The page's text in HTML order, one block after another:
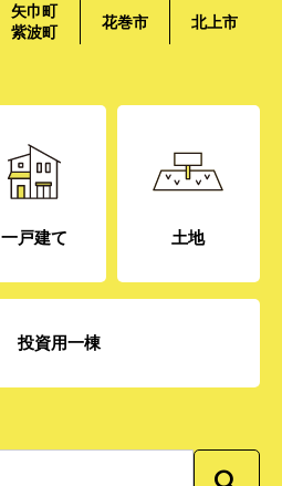
矢巾町
紫波町
花巻市 北上市
一戸建て 土地
投資用一棟